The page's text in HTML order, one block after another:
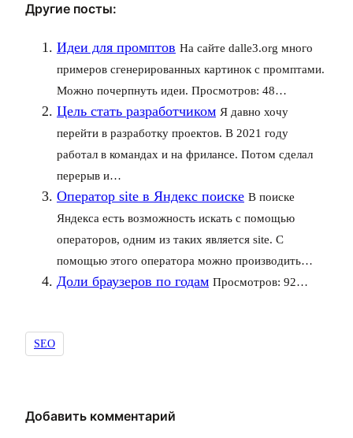
Другие посты:
Идеи для промптов На сайте dalle3.org много
примеров сгенерированных картинок с промптами.
Можно почерпнуть идеи. Просмотров: 48…
Цель стать разработчиком Я давно хочу
перейти в разработку проектов. В 2021 году
работал в командах и на фрилансе. Потом сделал
перерыв и…
Оператор site в Яндекс поиске В поиске
Яндекса есть возможность искать с помощью
операторов, одним из таких является site. С
помощью этого оператора можно производить…
Доли браузеров по годам Просмотров: 92…
SEO
Добавить комментарий